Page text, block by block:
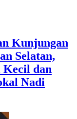
Kunjungan
Selatan,
Kecil dan
Nadi